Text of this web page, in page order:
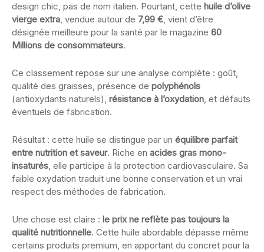
design chic, pas de nom italien. Pourtant, cette huile d’olive
vierge extra, vendue autour de 7,99 €, vient d’être
désignée meilleure pour la santé par le magazine 60
Millions de consommateurs.
Ce classement repose sur une analyse complète : goût,
qualité des graisses, présence de polyphénols
(antioxydants naturels), résistance à l’oxydation, et défauts
éventuels de fabrication.
Résultat : cette huile se distingue par un équilibre parfait
entre nutrition et saveur. Riche en acides gras mono-
insaturés, elle participe à la protection cardiovasculaire. Sa
faible oxydation traduit une bonne conservation et un vrai
respect des méthodes de fabrication.
Une chose est claire : le prix ne reflète pas toujours la
qualité nutritionnelle. Cette huile abordable dépasse même
certains produits premium, en apportant du concret pour la